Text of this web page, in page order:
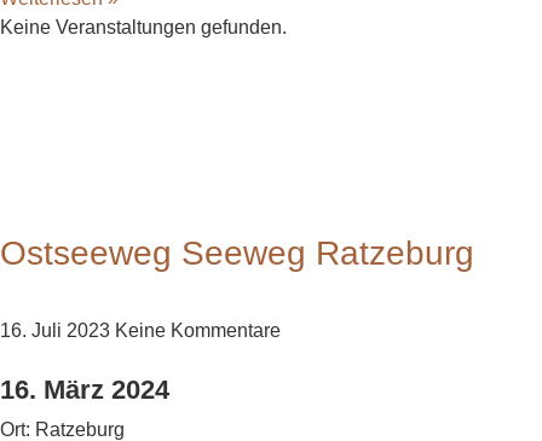
Keine Veranstaltungen gefunden.
Ostseeweg Seeweg Ratzeburg
16. Juli 2023 Keine Kommentare
16. März 2024
Ort: Ratzeburg